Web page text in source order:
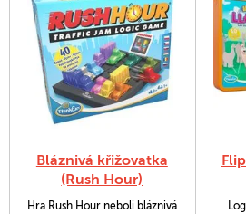
Bláznivá křižovatka
(Rush Hour)
Hra Rush Hour neboli bláznivá